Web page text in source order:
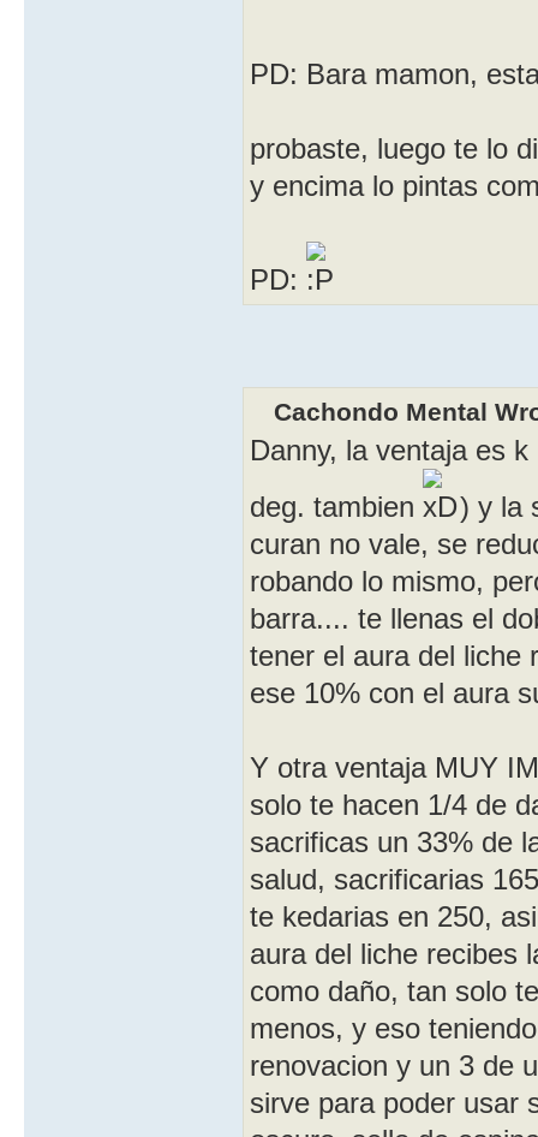
PD: Bara mamon,
probaste, luego te lo
y encima lo pintas
PD:
Cachondo Mental
Danny, la ventaja es
deg. tambien
) y la
curan no vale, se
robando lo mismo,
barra.... te llenas el
tener el aura del liche
ese 10% con el aura
Y otra ventaja MUY
solo te hacen 1/4 de
sacrificas un 33% de
salud, sacrificarias
te kedarias en 250,
aura del liche recibes
como daño, tan solo
menos, y eso
renovacion y un 3 de
sirve para poder usar